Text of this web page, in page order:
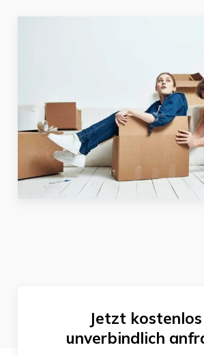
Jetzt
unverbindlich